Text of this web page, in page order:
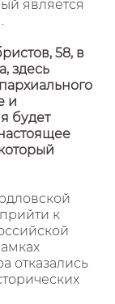
является
58, в
здесь
и
будет
к
отказались